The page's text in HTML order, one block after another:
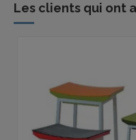
Les clients qui ont